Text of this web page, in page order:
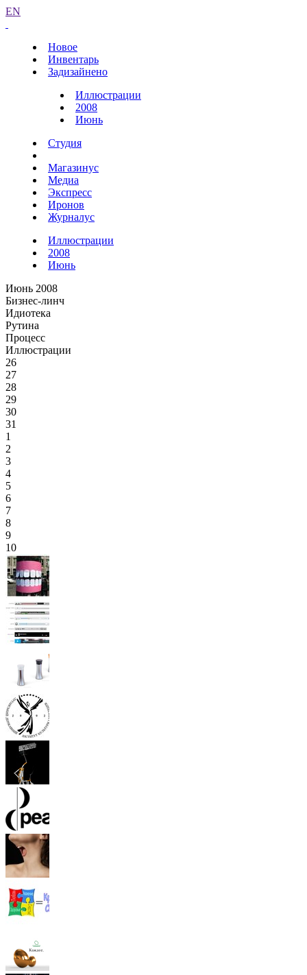
EN
Новое
Инвентарь
Задизайнено
Иллюстрации
2008
Июнь
Студия
Магазинус
Медиа
Экспресс
Иронов
Журналус
Иллюстрации
2008
Июнь
Июнь 2008
Бизнес-линч
Идиотека
Рутина
Процесс
Иллюстрации
26
27
28
29
30
31
1
2
3
4
5
6
7
8
9
10